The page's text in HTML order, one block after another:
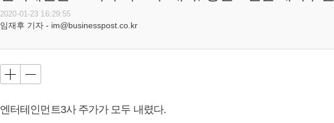
2020-01-23 16:29:55
임재후 기자 - im@businesspost.co.kr
엔터테인먼트3사 주가가 모두 내렸다.